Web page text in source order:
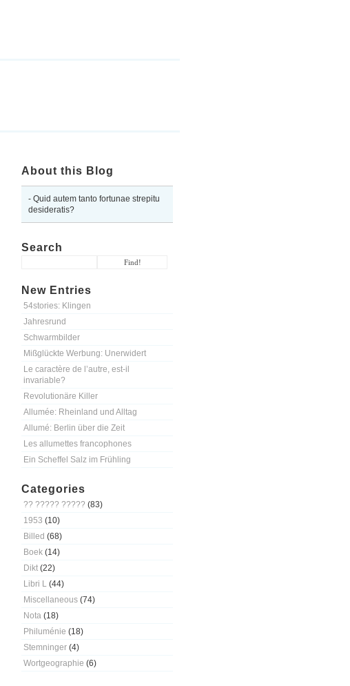
About this Blog
- Quid autem tanto fortunae strepitu
desideratis?
Search
New Entries
54stories: Klingen
Jahresrund
Schwarmbilder
Mißglückte Werbung: Unerwidert
Le caractère de l’autre, est-il
invariable?
Revolutionäre Killer
Allumée: Rheinland und Alltag
Allumé: Berlin über die Zeit
Les allumettes francophones
Ein Scheffel Salz im Frühling
Categories
?? ????? ????? (83)
1953 (10)
Billed (68)
Boek (14)
Dikt (22)
Libri L (44)
Miscellaneous (74)
Nota (18)
Philuménie (18)
Stemninger (4)
Wortgeographie (6)